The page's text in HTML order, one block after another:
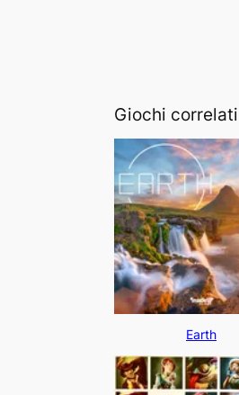
Giochi correlati
Earth